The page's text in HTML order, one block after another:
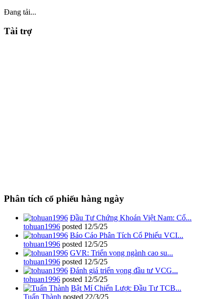
Đang tải...
Tài trợ
Phân tích cổ phiếu hàng ngày
Đầu Tư Chứng Khoán Việt Nam: Cổ...
tohuan1996 posted 12/5/25
Báo Cáo Phân Tích Cổ Phiếu VCI...
tohuan1996 posted 12/5/25
GVR: Triển vọng ngành cao su...
tohuan1996 posted 12/5/25
Đánh giá triển vọng đầu tư VCG...
tohuan1996 posted 12/5/25
Bật Mí Chiến Lược Đầu Tư TCB...
Tuấn Thành posted 22/3/25